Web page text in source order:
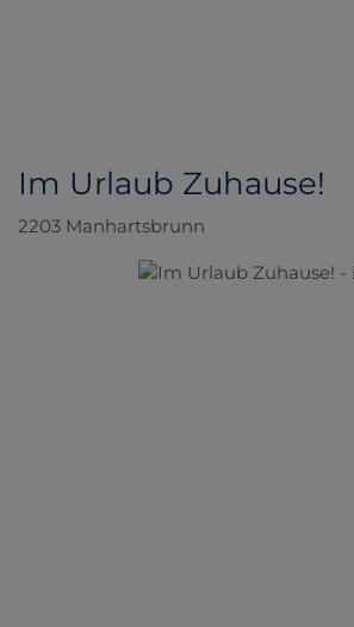
Im Urlaub Zuhause!
2203 Manhartsbrunn